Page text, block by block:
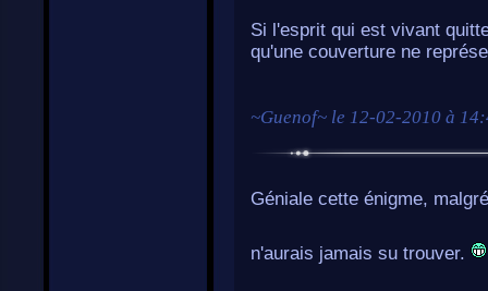
Si l'esprit qui est vivant
qu'une couverture ne
~Guenof~ le 12-02-2010 à
Géniale cette énigme,
n'aurais jamais su trouver.